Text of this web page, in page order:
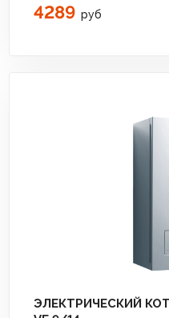
4289 руб
ЭЛЕКТРИЧЕСКИЙ